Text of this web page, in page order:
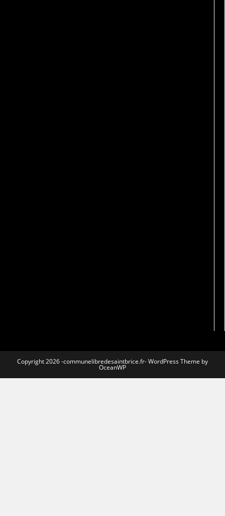
Copyright 2026 -communelibredesaintbrice.fr- WordPress Theme by
OceanWP